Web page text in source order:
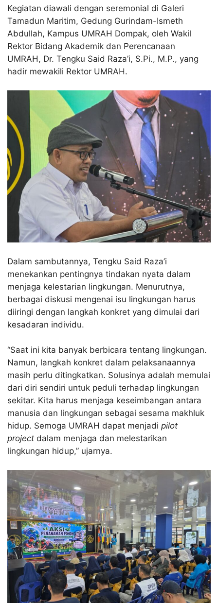
Kegiatan diawali dengan seremonial di Galeri
Tamadun Maritim, Gedung Gurindam-Ismeth
Abdullah, Kampus UMRAH Dompak, oleh Wakil
Rektor Bidang Akademik dan Perencanaan
UMRAH, Dr. Tengku Said Raza’i, S.Pi., M.P., yang
hadir mewakili Rektor UMRAH.
Dalam sambutannya, Tengku Said Raza’i
menekankan pentingnya tindakan nyata dalam
menjaga kelestarian lingkungan. Menurutnya,
berbagai diskusi mengenai isu lingkungan harus
diiringi dengan langkah konkret yang dimulai dari
kesadaran individu.
“Saat ini kita banyak berbicara tentang lingkungan.
Namun, langkah konkret dalam pelaksanaannya
masih perlu ditingkatkan. Solusinya adalah memulai
dari diri sendiri untuk peduli terhadap lingkungan
sekitar. Kita harus menjaga keseimbangan antara
manusia dan lingkungan sebagai sesama makhluk
hidup. Semoga UMRAH dapat menjadi pilot
project dalam menjaga dan melestarikan
lingkungan hidup,” ujarnya.